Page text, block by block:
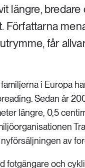
längre,
Författarna
får
i Europa
Sedan år
längre, 0,5
av
fotgängare och